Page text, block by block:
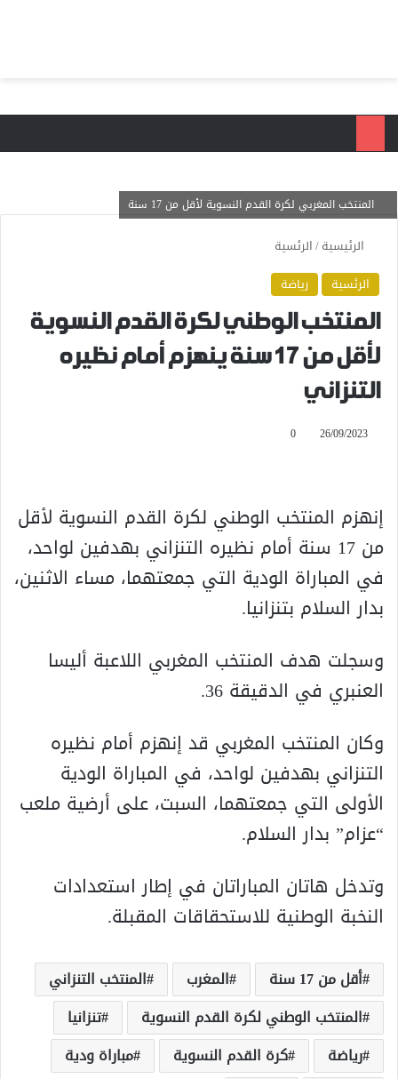
المنتخب المغربي لكرة القدم النسوية لأقل من 17 سنة
الرئيسية/الرئسية
الرئسية
رياضة
المنتخب الوطني لكرة القدم النسوية
لأقل من 17 سنة ينهزم أمام نظيره
التنزاني
26/09/2023
0
إنهزم المنتخب الوطني لكرة القدم النسوية لأقل
من 17 سنة أمام نظيره التنزاني بهدفين لواحد،
في المباراة الودية التي جمعتهما، مساء الاثنين،
بدار السلام بتنزانيا.
وسجلت هدف المنتخب المغربي اللاعبة أليسا
العنبري في الدقيقة 36.
وكان المنتخب المغربي قد إنهزم أمام نظيره
التنزاني بهدفين لواحد، في المباراة الودية
الأولى التي جمعتهما، السبت، على أرضية ملعب
“عزام” بدار السلام.
وتدخل هاتان المباراتان في إطار استعدادات
النخبة الوطنية للاستحقاقات المقبلة.
أقل من 17 سنة المغرب
المنتخب التنزاني
المنتخب الوطني لكرة القدم النسوية
تنزانيا
رياضة
كرة القدم النسوية
مباراة ودية